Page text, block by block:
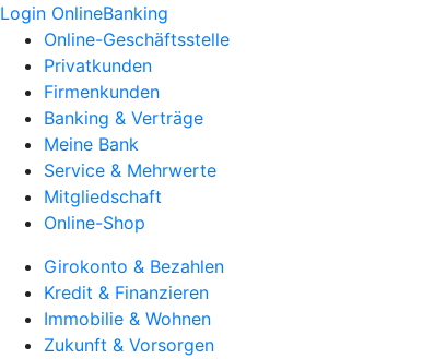
Login OnlineBanking
Online-Geschäftsstelle
Privatkunden
Firmenkunden
Banking & Verträge
Meine Bank
Service & Mehrwerte
Mitgliedschaft
Online-Shop
Girokonto & Bezahlen
Kredit & Finanzieren
Immobilie & Wohnen
Zukunft & Vorsorgen